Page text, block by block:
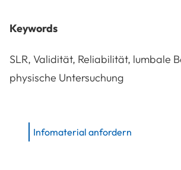
Keywords
SLR, Validität, Reliabilität, lumbale
physische Untersuchung
Infomaterial anfordern